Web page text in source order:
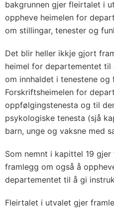
bakgrunnen gjer fleirtalet i
oppheve heimelen for
om stillingar, tenester og
Det blir heller ikkje gjort
heimel for departementet
om innhaldet i tenestene og
Forskriftsheimelen for
oppfølgingstenesta og til
psykologiske tenesta (sjå
barn, unge og vaksne med
Som nemnt i kapittel 19
framlegg om også å
departementet til å gi
Fleirtalet i utvalet gjer